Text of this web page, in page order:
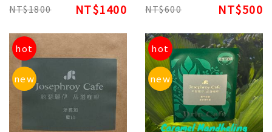
NT$1800 NT$1400 NT$600 NT$500
hot
new
hot
new